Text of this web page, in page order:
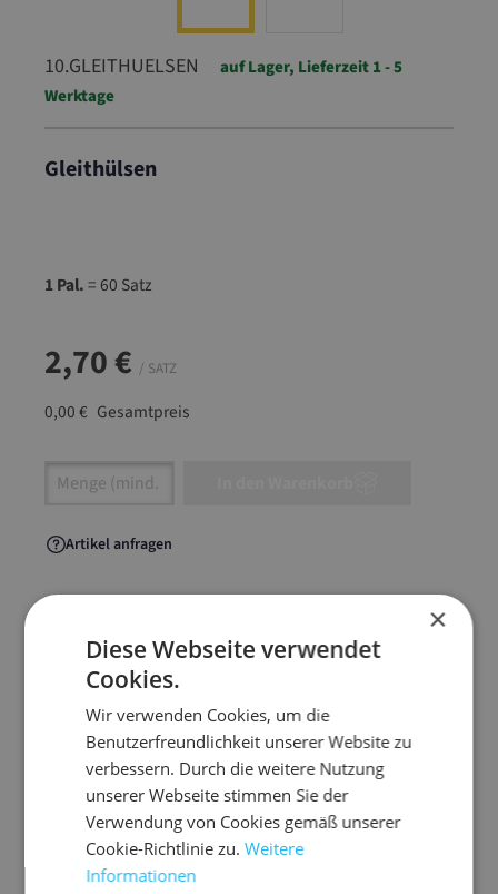
10.GLEITHUELSEN
auf Lager, Lieferzeit 1 - 5
Werktage
Gleithülsen
1 Pal.= 60 Satz
2,70 € / SATZ
0,00 € Gesamtpreis
Artikel Anzahl: Gib den gewünschten Wert
Artikel anfragen
Artikelinformationen
Die Gleithülse für Handstretchfolie erleichtert
das manuelle Umwickeln von Paletten und sorgt
für ein komfortableres und effizienteres Arbeiten.
Sie wird einfach in die Hülse der Stretchfolie
eingesetzt und ermöglicht ein besseres Handling
beim Abrollen – ganz ohne direkten Hautkontakt
mit der Folie.
×
Diese Webseite verwendet
Cookies.
Wir verwenden Cookies, um die
Benutzerfreundlichkeit unserer Website zu
verbessern. Durch die weitere Nutzung
unserer Webseite stimmen Sie der
Verwendung von Cookies gemäß unserer
Cookie-Richtlinie zu.Weitere
Informationen